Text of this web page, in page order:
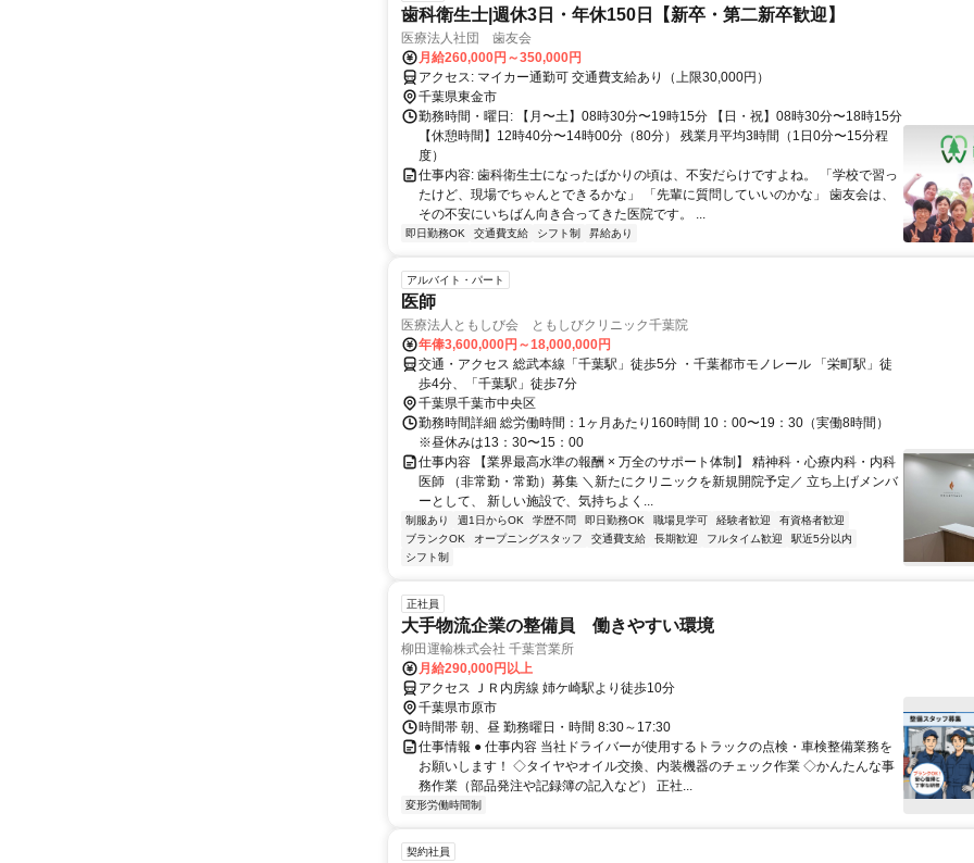
歯科衛生士|週休3日・年休150日【新卒・第二新卒歓迎】
医療法人社団 歯友会
月給260,000円～350,000円
アクセス: マイカー通勤可 交通費支給あり（上限30,000円）
千葉県東金市
勤務時間・曜日: 【月〜土】08時30分〜19時15分 【日・祝】08時30分〜18時15分
【休憩時間】12時40分〜14時00分（80分） 残業月平均3時間（1日0分〜15分程
度）
仕事内容: 歯科衛生士になったばかりの頃は、不安だらけですよね。 「学校で習っ
たけど、現場でちゃんとできるかな」 「先輩に質問していいのかな」 歯友会は、
その不安にいちばん向き合ってきた医院です。 ...
即日勤務OK 交通費支給 シフト制 昇給あり
アルバイト・パート
医師
医療法人ともしび会 ともしびクリニック千葉院
年俸3,600,000円～18,000,000円
交通・アクセス 総武本線「千葉駅」徒歩5分 ・千葉都市モノレール 「栄町駅」徒
歩4分、「千葉駅」徒歩7分
千葉県千葉市中央区
勤務時間詳細 総労働時間：1ヶ月あたり160時間 10：00〜19：30（実働8時間）
※昼休みは13：30〜15：00
仕事内容 【業界最高水準の報酬 × 万全のサポート体制】 精神科・心療内科・内科
医師 （非常勤・常勤）募集 ＼新たにクリニックを新規開院予定／ 立ち上げメンバ
ーとして、 新しい施設で、気持ちよく...
制服あり 週1日からOK 学歴不問 即日勤務OK 職場見学可 経験者歓迎
有資格者歓迎
ブランクOK
オープニングスタッフ 交通費支給 長期歓迎 フルタイム歓迎
駅近5分以内
シフト制
正社員
大手物流企業の整備員 働きやすい環境
柳田運輸株式会社 千葉営業所
月給290,000円以上
アクセス ＪＲ内房線 姉ケ崎駅より徒歩10分
千葉県市原市
時間帯 朝、昼 勤務曜日・時間 8:30～17:30
仕事情報 ● 仕事内容 当社ドライバーが使用するトラックの点検・車検整備業務を
お願いします！ ◇タイヤやオイル交換、内装機器のチェック作業 ◇かんたんな事
務作業（部品発注や記録簿の記入など） 正社...
変形労働時間制
契約社員